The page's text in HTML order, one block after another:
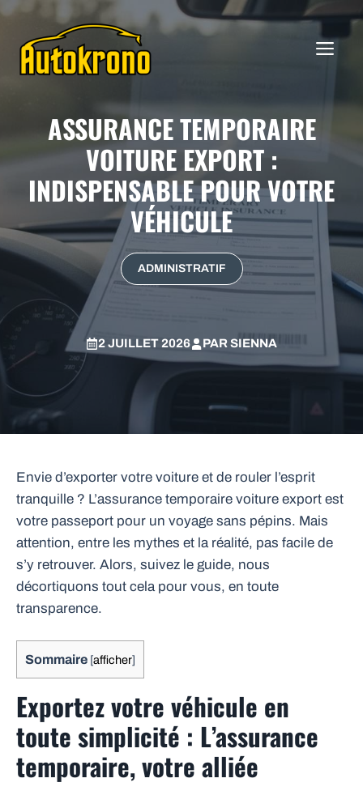
Aller
contenu
ASSURANCE TEMPORAIRE
VOITURE EXPORT :
INDISPENSABLE POUR VOTRE
VÉHICULE
ADMINISTRATIF
2 JUILLET 2026 PARSIENNA
Envie d’exporter votre voiture et de rouler l’esprit
tranquille ? L’assurance temporaire voiture export est
votre passeport pour un voyage sans pépins. Mais
attention, entre les mythes et la réalité, pas facile de
s’y retrouver. Alors, suivez le guide, nous
décortiquons tout cela pour vous, en toute
transparence.
Sommaire [afficher]
Exportez votre véhicule en
toute simplicité : L’assurance
temporaire, votre alliée